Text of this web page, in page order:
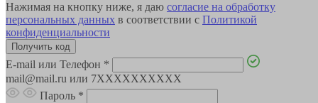
Нажимая на кнопку ниже, я даю согласие на обработку
персональных данных в соответствии с Политикой
конфиденциальности
E-mail или Телефон *
mail@mail.ru или 7XXXXXXXXXX
Пароль *